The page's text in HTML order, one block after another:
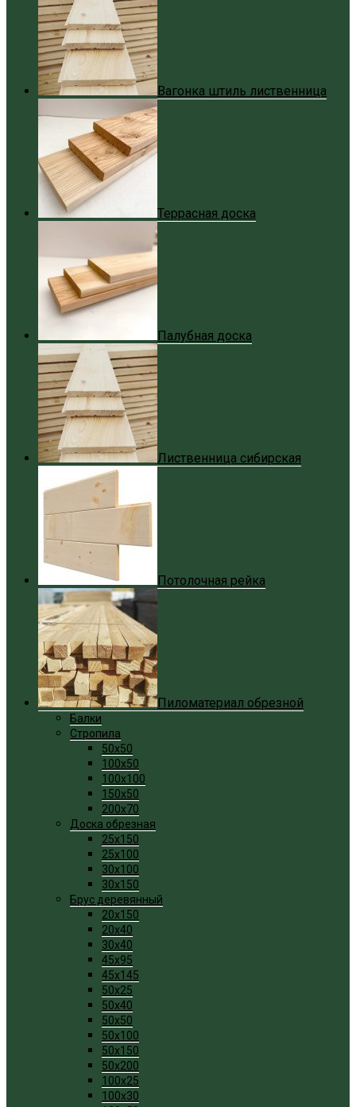
Вагонка штиль лиственница
Террасная доска
Палубная доска
Лиственница сибирская
Потолочная рейка
Пиломатериал обрезной
Балки
Стропила
50x50
100x50
100x100
150x50
200x70
Доска обрезная
25x150
25x100
30x100
30x150
Брус деревянный
20x150
20x40
30x40
45x95
45x145
50x25
50x40
50x50
50x100
50x150
50x200
100x25
100x30